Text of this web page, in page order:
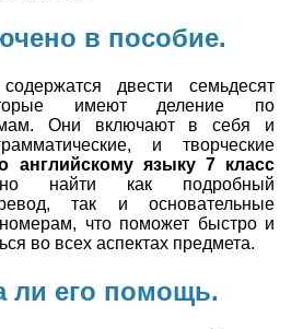
в пособие.
двести семьдесят
имеют деление по
Они включают в себя и
и творческие
английскому языку 7 класс
найти как подробный
так и основательные
что поможет быстро и
во всех аспектах предмета.
ли его помощь.